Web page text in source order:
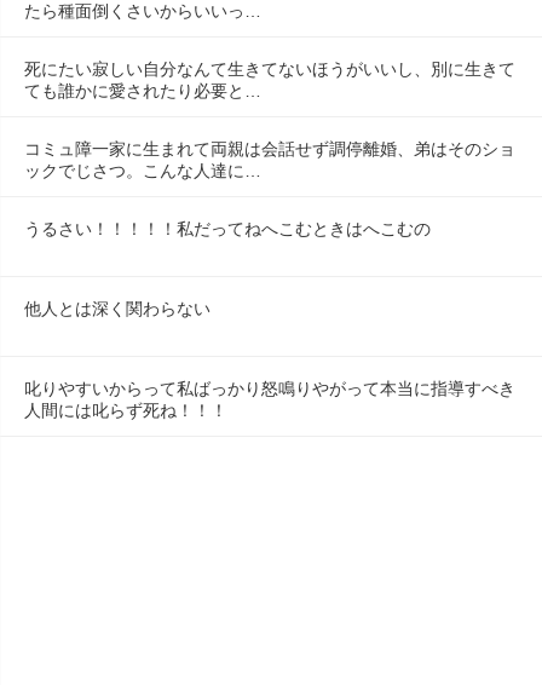
たら種面倒くさいからいいっ…
死にたい寂しい自分なんて生きてないほうがいいし、別に生きて
ても誰かに愛されたり必要と…
コミュ障一家に生まれて両親は会話せず調停離婚、弟はそのショ
ックでじさつ。こんな人達に…
うるさい！！！！！私だってねへこむときはへこむの
他人とは深く関わらない
叱りやすいからって私ばっかり怒鳴りやがって本当に指導すべき
人間には叱らず死ね！！！